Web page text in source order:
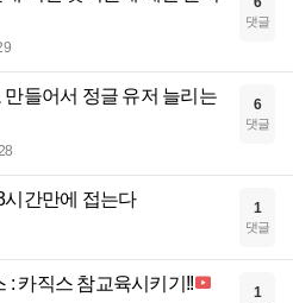
댓글
들어서 정글 유저 늘리는
6
댓글
시간만에 접는다 1
댓글
: 카직스 참교육시키기!! 1